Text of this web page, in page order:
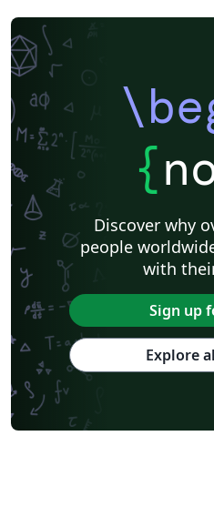
{
Discover why
people
with
Sign up
Explore